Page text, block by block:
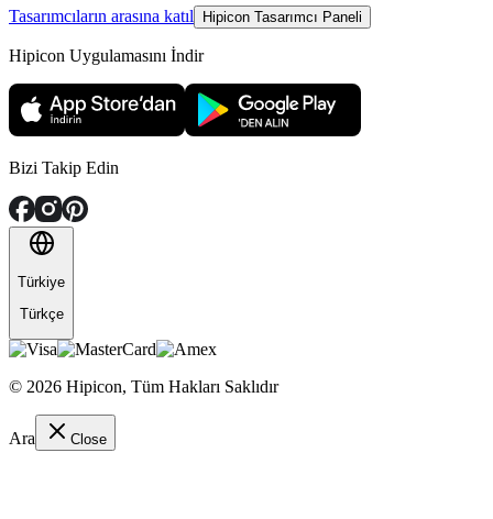
Tasarımcıların arasına katıl Hipicon Tasarımcı Paneli
Hipicon Uygulamasını İndir
Bizi Takip Edin
Türkiye
Türkçe
© 2026 Hipicon, Tüm Hakları Saklıdır
Ara Close